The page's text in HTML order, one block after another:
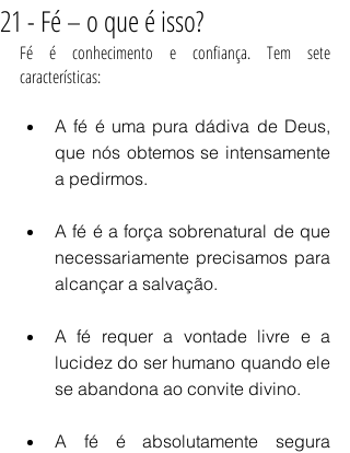
21 - Fé – o que é isso?
Fé é conhecimento e confiança. Tem sete
características:
A fé é uma pura dádiva de Deus,
que nós obtemos se intensamente
a pedirmos.
A fé é a força sobrenatural de que
necessariamente precisamos para
alcançar a salvação.
A fé requer a vontade livre e a
lucidez do ser humano quando ele
se abandona ao convite divino.
A fé é absolutamente segura